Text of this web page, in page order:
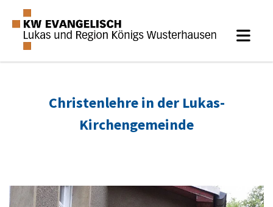
Christenlehre in der Lukas-
Kirchengemeinde